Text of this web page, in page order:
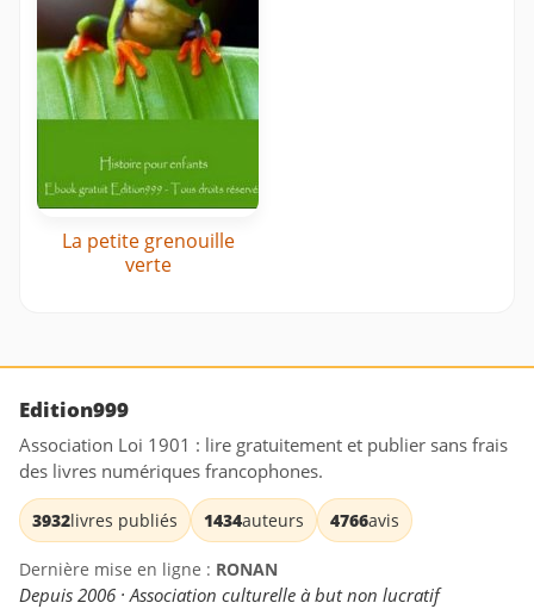
La petite grenouille
verte
Edition999
Association Loi 1901 : lire gratuitement et publier sans frais
des livres numériques francophones.
3932livres publiés 1434auteurs 4766avis
Dernière mise en ligne : RONAN
Depuis 2006 · Association culturelle à but non lucratif